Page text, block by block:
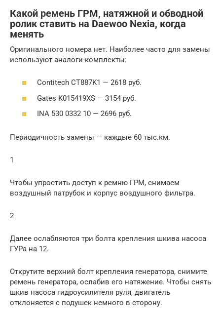
Какой ремень ГРМ, натяжной и обводной
ролик ставить на Daewoo Nexia, когда
менять
Оригинального номера нет. Наиболее часто для замены
используют аналоги-комплекты:
Contitech CT887K1 — 2618 руб.
Gates K015419XS — 3154 руб.
INA 530 0332 10 — 2696 руб.
Периодичность замены — каждые 60 тыс.км.
1
Чтобы упростить доступ к ремню ГРМ, снимаем
воздушный патрубок и корпус воздушного фильтра.
2
Далее ослабляются три болта крепления шкива насоса
ГУРа на 12.
Открутите верхний болт крепления генератора, снимите
ремень генератора, ослабив его натяжение. Чтобы снять
шкив насоса гидроусилителя руля, двигатель
отклоняется с подушек немного в сторону.